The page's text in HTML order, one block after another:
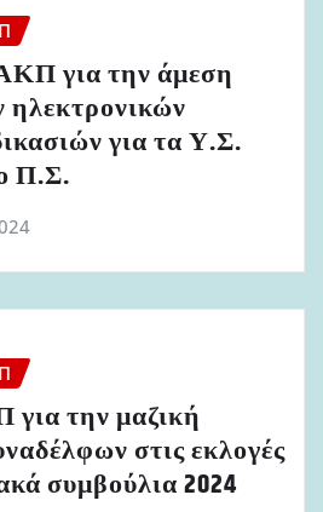
για την άμεση
για τα Υ.Σ.
Π.Σ.
την μαζική
στις εκλογές
συμβούλια 2024